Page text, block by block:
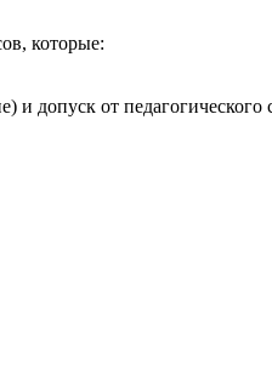
которые:
и допуск от педагогического